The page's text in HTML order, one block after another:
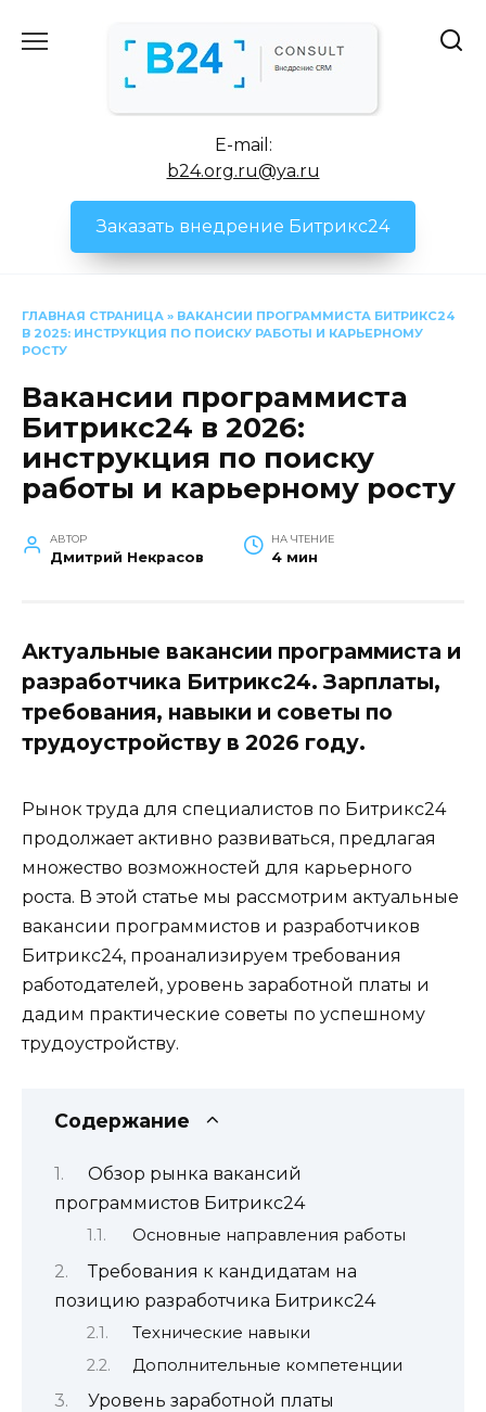
E-mail:
b24.org.ru@ya.ru
Заказать внедрение Битрикс24
ГЛАВНАЯ СТРАНИЦА » ВАКАНСИИ ПРОГРАММИСТА БИТРИКС24
В 2025: ИНСТРУКЦИЯ ПО ПОИСКУ РАБОТЫ И КАРЬЕРНОМУ
РОСТУ
Вакансии программиста
Битрикс24 в 2026:
инструкция по поиску
работы и карьерному росту
АВТОР
Дмитрий Некрасов
НА ЧТЕНИЕ
4 мин
Актуальные вакансии программиста и
разработчика Битрикс24. Зарплаты,
требования, навыки и советы по
трудоустройству в 2026 году.
Рынок труда для специалистов по Битрикс24
продолжает активно развиваться, предлагая
множество возможностей для карьерного
роста. В этой статье мы рассмотрим актуальные
вакансии программистов и разработчиков
Битрикс24, проанализируем требования
работодателей, уровень заработной платы и
дадим практические советы по успешному
трудоустройству.
Содержание
Обзор рынка вакансий
программистов Битрикс24
Основные направления работы
Требования к кандидатам на
позицию разработчика Битрикс24
Технические навыки
Дополнительные компетенции
Уровень заработной платы